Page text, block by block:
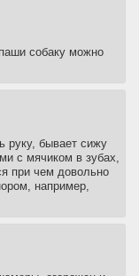
собаку можно
руку, бывает сижу
с мячиком в зубах,
при чем довольно
например,